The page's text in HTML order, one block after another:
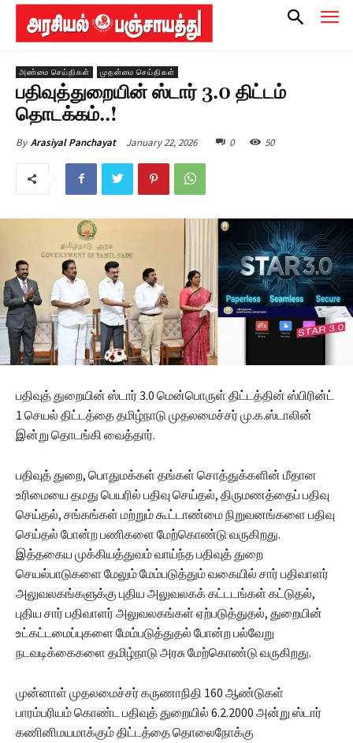
அண்மை செய்திகள் முதன்மை செய்திகள்
பதிவுத்துறையின் ஸ்டார் 3.0 திட்டம்
தொடக்கம்..!
By Arasiyal Panchayat January 22, 2026 0 50
பதிவுத் துறையின் ஸ்டார் 3.0 மென்பொருள் திட்டத்தின் ஸ்பிரின்ட்
1 செயல் திட்டத்தை தமிழ்நாடு முதலமைச்சர் மு.க.ஸ்டாலின்
இன்று தொடங்கி வைத்தார்.
பதிவுத் துறை, பொதுமக்கள் தங்கள் சொத்துக்களின் மீதான
உரிமையை தமது பெயரில் பதிவு செய்தல், திருமணத்தைப் பதிவு
செய்தல், சங்கங்கள் மற்றும் கூட்டாண்மை நிறுவனங்களை பதிவு
செய்தல் போன்ற பணிகளை மேற்கொண்டு வருகிறது.
இத்தகைய முக்கியத்துவம் வாய்ந்த பதிவுத் துறை
செயல்பாடுகளை மேலும் மேம்படுத்தும் வகையில் சார் பதிவாளர்
அலுவலகங்களுக்கு புதிய அலுவலகக் கட்டடங்கள் கட்டுதல்,
புதிய சார் பதிவாளர் அலுவலகங்கள் ஏற்படுத்துதல், துறையின்
உட்கட்டமைப்புகளை மேம்படுத்துதல் போன்ற பல்வேறு
நடவடிக்கைகளை தமிழ்நாடு அரசு மேற்கொண்டு வருகிறது.
முன்னாள் முதலமைச்சர் கருணாநிதி 160 ஆண்டுகள்
பாரம்பரியம் கொண்ட பதிவுத் துறையில் 6.2.2000 அன்று ஸ்டார்
கணினிமயமாக்கும் திட்டத்தை தொலைநோக்கு